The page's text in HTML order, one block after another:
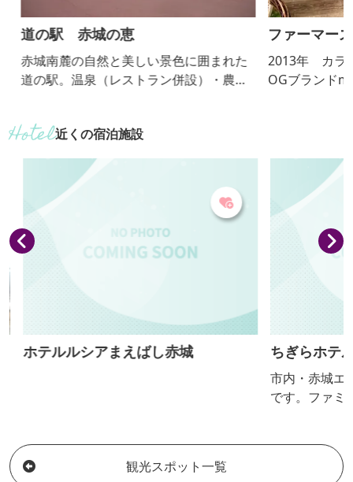
道の駅 赤城の恵
赤城南麓の自然と美しい景色に囲まれた
道の駅。温泉（レストラン併設）・農産
旬に10種類・約16,000株のアジサイが咲
き誇ります。
ファーマーズ
2013年 カラー
OGブランド
野菜をたっぷり
カフェもありま
近くの宿泊施設
ホテルルシアまえばし赤城 ちぎらホテル
市内・赤城エ
です。ファミ
途に合わせて
観光スポット一覧